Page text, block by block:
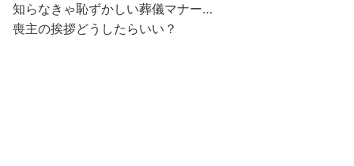
知らなきゃ恥ずかしい葬儀マナー…
喪主の挨拶どうしたらいい？